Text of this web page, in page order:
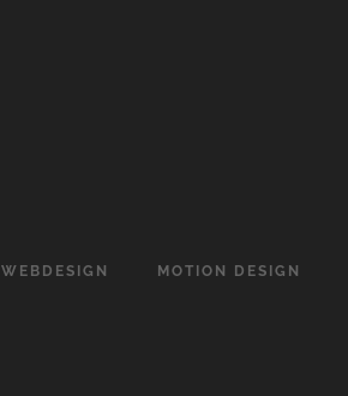
WEBDESIGN MOTION DESIGN